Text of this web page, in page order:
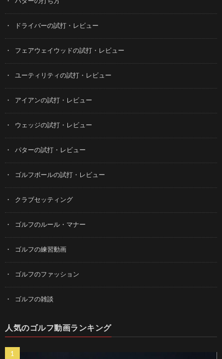
ドライバーの試打・レビュー
フェアウェイウッドの試打・レビュー
ユーティリティの試打・レビュー
アイアンの試打・レビュー
ウェッジの試打・レビュー
パターの試打・レビュー
ゴルフボールの試打・レビュー
クラブセッティング
ゴルフのルール・マナー
ゴルフの練習動画
ゴルフのファッション
ゴルフの雑談
人気のゴルフ動画ランキング